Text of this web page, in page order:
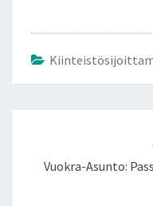
Vuokra-Asunto: